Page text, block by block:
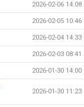
2026-02-06 14:08
2026-02-05 10:46
2026-02-04 14:33
2026-02-03 08:41
2026-01-30 14:00
2026-01-30 11:23